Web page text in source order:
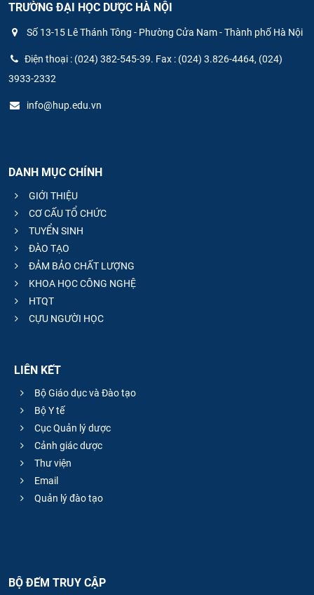
TRƯỜNG ĐẠI HỌC DƯỢC HÀ NỘI
Số 13-15 Lê Thánh Tông - Phường Cửa Nam - Thành phố Hà Nội
Điện thoại : (024) 382-545-39. Fax : (024) 3.826-4464, (024)
3933-2332
info@hup.edu.vn
DANH MỤC CHÍNH
GIỚI THIỆU
CƠ CẤU TỔ CHỨC
TUYỂN SINH
ĐÀO TẠO
ĐẢM BẢO CHẤT LƯỢNG
KHOA HỌC CÔNG NGHỆ
HTQT
CỰU NGƯỜI HỌC
LIÊN KẾT
Bộ Giáo dục và Đào tạo
Bộ Y tế
Cục Quản lý dược
Cảnh giác dược
Thư viện
Email
Quản lý đào tạo
BỘ ĐẾM TRUY CẬP